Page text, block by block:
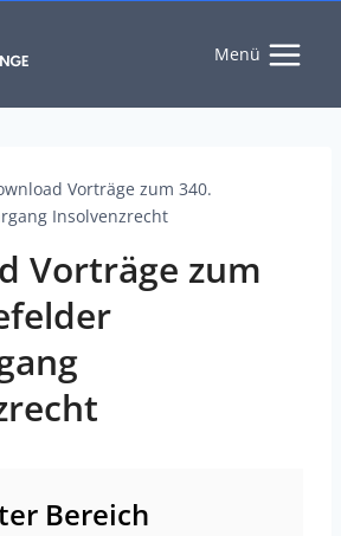
Menü
Vorträge zum 340.
Insolvenzrecht
Vorträge zum
Bereich